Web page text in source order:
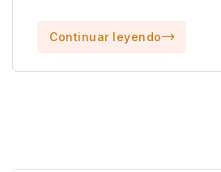
Continuar leyendo